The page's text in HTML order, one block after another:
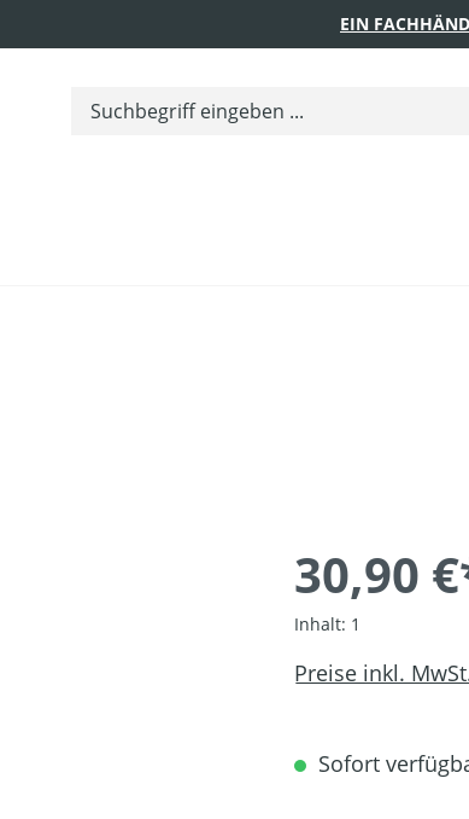
EIN
30,90
Inhalt: 1
Preise inkl.
Sofort